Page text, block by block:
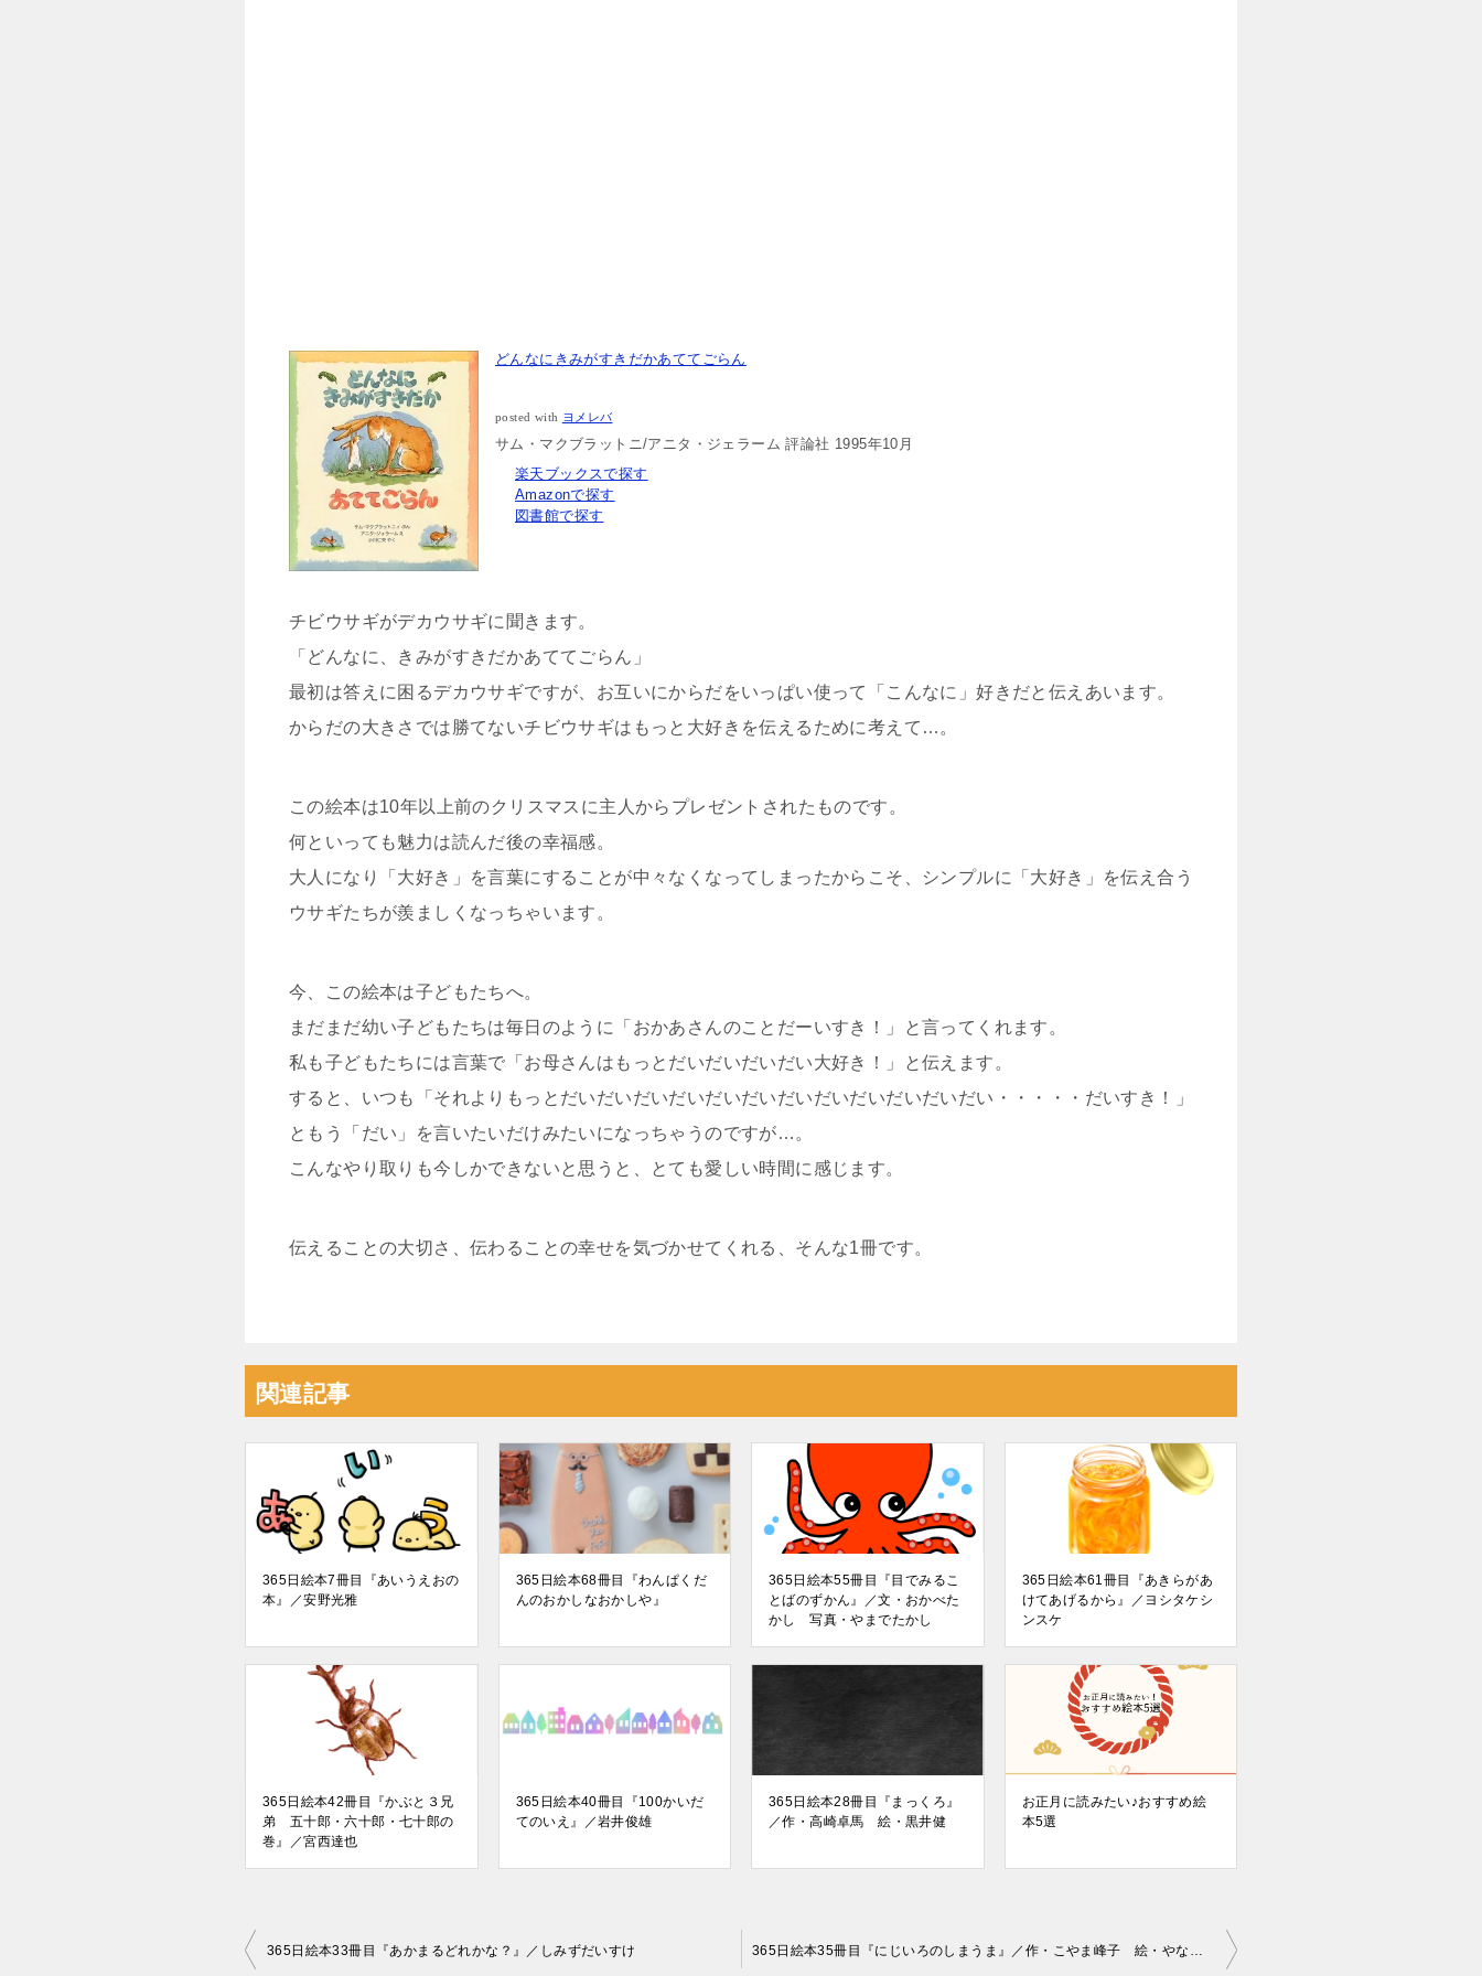
どんなにきみがすきだかあててごらん
posted with ヨメレバ
サム・マクブラットニ/アニタ・ジェラーム 評論社 1995年10月
楽天ブックスで探す
Amazonで探す
図書館で探す
チビウサギがデカウサギに聞きます。
「どんなに、きみがすきだかあててごらん」
最初は答えに困るデカウサギですが、お互いにからだをいっぱい使って「こんなに」好きだと伝えあいます。
からだの大きさでは勝てないチビウサギはもっと大好きを伝えるために考えて…。
この絵本は10年以上前のクリスマスに主人からプレゼントされたものです。
何といっても魅力は読んだ後の幸福感。
大人になり「大好き」を言葉にすることが中々なくなってしまったからこそ、シンプルに「大好き」を伝え合う
ウサギたちが羨ましくなっちゃいます。
今、この絵本は子どもたちへ。
まだまだ幼い子どもたちは毎日のように「おかあさんのことだーいすき！」と言ってくれます。
私も子どもたちには言葉で「お母さんはもっとだいだいだいだい大好き！」と伝えます。
すると、いつも「それよりもっとだいだいだいだいだいだいだいだいだいだいだいだい・・・・・だいすき！」
ともう「だい」を言いたいだけみたいになっちゃうのですが…。
こんなやり取りも今しかできないと思うと、とても愛しい時間に感じます。
伝えることの大切さ、伝わることの幸せを気づかせてくれる、そんな1冊です。
関連記事
365日絵本7冊目『あいうえおの
本』／安野光雅
365日絵本68冊目『わんぱくだ
んのおかしなおかしや』
365日絵本55冊目『目でみるこ
とばのずかん』／文・おかべた
かし 写真・やまでたかし
365日絵本61冊目『あきらがあ
けてあげるから』／ヨシタケシ
ンスケ
365日絵本42冊目『かぶと３兄
弟 五十郎・六十郎・七十郎の
巻』／宮西達也
365日絵本40冊目『100かいだ
てのいえ』／岩井俊雄
365日絵本28冊目『まっくろ』
／作・高崎卓馬 絵・黒井健
お正月に読みたい♪おすすめ絵
本5選
投365日絵本33冊目『あかまるどれかな？』／しみずだいすけ 365日絵本35冊目『にじいろのしまうま』／作・こやま峰子 絵・やなせたかし